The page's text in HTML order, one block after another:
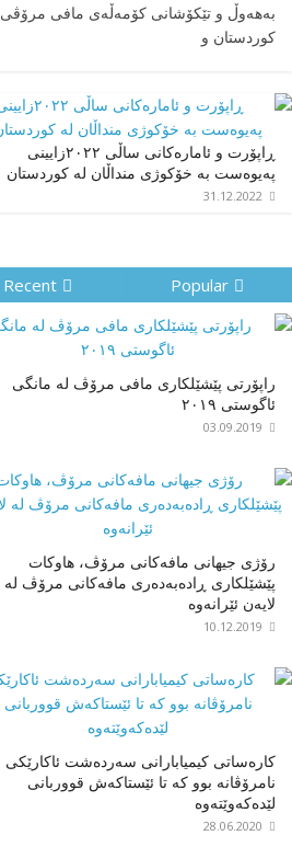
بە‎هەوڵ و تێکۆشانی کۆمەڵەی مافی مرۆڤی
کوردستان و
ڕاپۆرت و ئامارەکانی ساڵی ٢٠٢٢زایینی
پەیوەست بە خۆکوژی منداڵان لە کوردستان
31.12.2022
Popular
Recent
راپۆرتی پێشێلكاری مافی مرۆڤ له‌ مانگی
ئاگوستی ٢٠١٩
03.09.2019
رۆژی جیهانی مافەکانی مرۆڤ، هاوکات
پێشێلکاری ڕادەبەدەری مافەکانی مرۆڤ لە
لایەن ئێرانەوە
10.12.2019
کارەساتی کیمیابارانی سەردەشت ئاکارێکی
نامرۆڤانە بوو کە تا ئێستاکەش قووربانی
لێدەکەوێتەوە
28.06.2020